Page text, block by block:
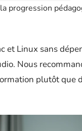
progression
Linux sans
Nous
plutôt que